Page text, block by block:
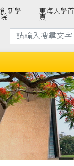
創新學
院
東海大學首
頁